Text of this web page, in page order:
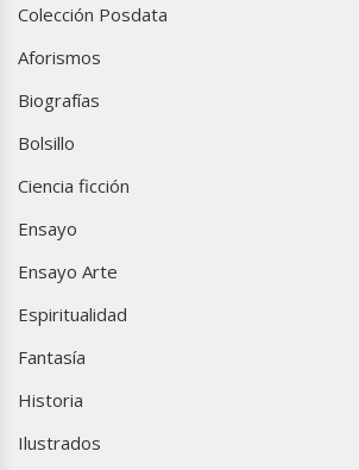
Colección Posdata
Aforismos
Biografías
Bolsillo
Ciencia ficción
Ensayo
Ensayo Arte
Espiritualidad
Fantasía
Historia
Ilustrados